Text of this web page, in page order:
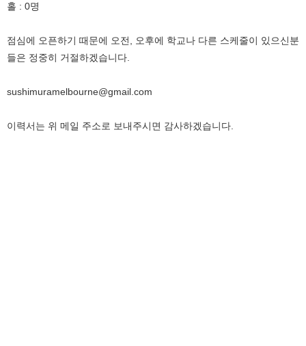
홀 : 0명
점심에 오픈하기 때문에 오전, 오후에 학교나 다른 스케줄이 있으신분
들은 정중히 거절하겠습니다.
sushimuramelbourne@gmail.com
이력서는 위 메일 주소로 보내주시면 감사하겠습니다.